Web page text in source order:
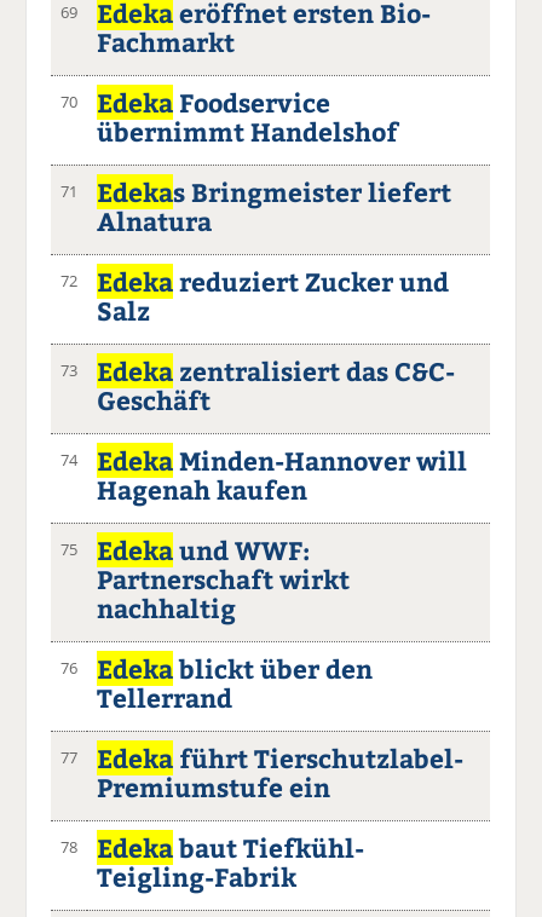
69 Edekaeröffnet ersten Bio-
Fachmarkt
70 Edeka Foodservice
übernimmt Handelshof
71 Edekas Bringmeister liefert
Alnatura
72 Edekareduziert Zucker und
Salz
73 Edeka zentralisiert das C&C-
Geschäft
74 EdekaMinden-Hannover will
Hagenah kaufen
75 Edekaund WWF:
Partnerschaft wirkt
nachhaltig
76 Edekablickt über den
Tellerrand
77 Edeka führt Tierschutzlabel-
Premiumstufe ein
78 Edekabaut Tiefkühl-
Teigling-Fabrik